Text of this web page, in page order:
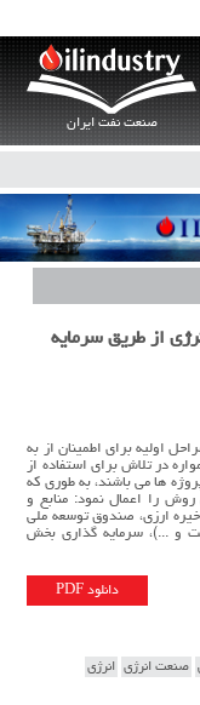
صنعت نفت ایران
از طریق سرمایه
اولیه برای اطمینان از به
در تلاش برای استفاده از
ها می باشند، به طوری که
روش را اعمال نمود: منابع و
ارزی، صندوق توسعه ملی
و ...)، سرمایه گذاری بخش
دانلود PDF
صنعت انرژی انرژی